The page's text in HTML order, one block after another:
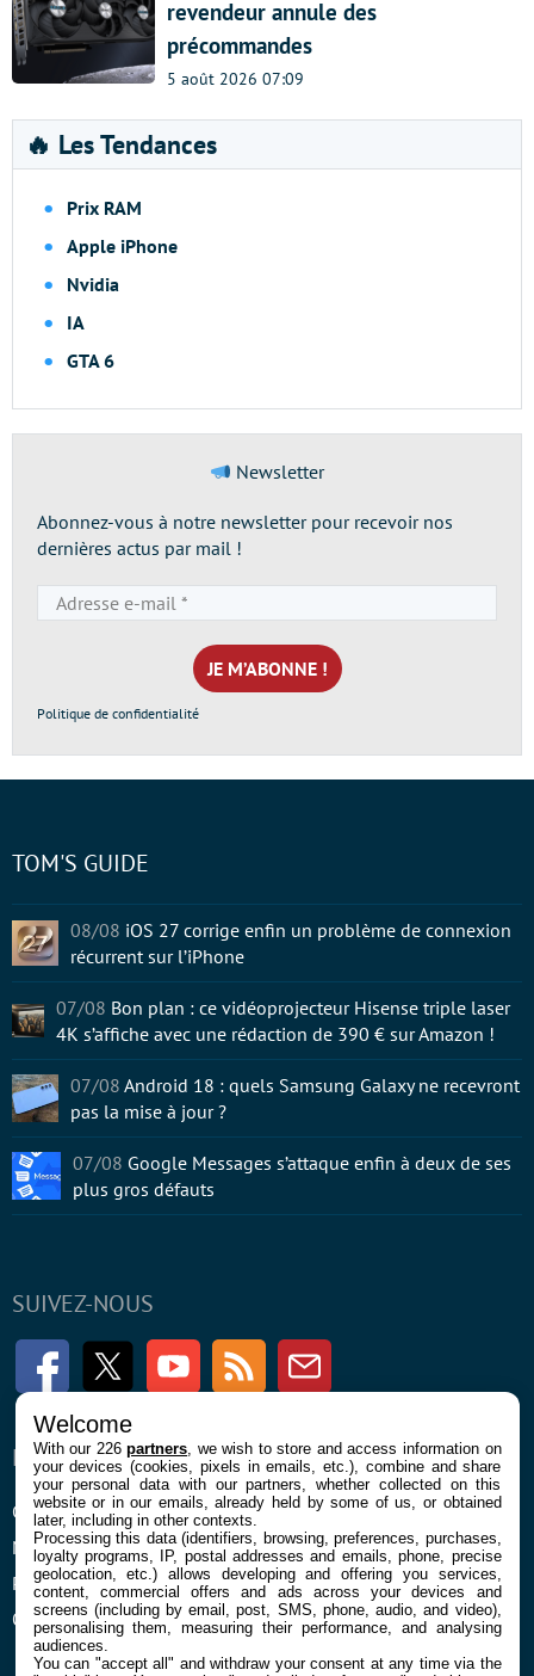
revendeur annule des
précommandes
5 août 2026 07:09
🔥 Les Tendances
Prix RAM
Apple iPhone
Nvidia
IA
GTA 6
Newsletter
Abonnez-vous à notre newsletter pour recevoir nos
dernières actus par mail !
e-
mail
*
Politique de confidentialité
SUIVEZ-NOUS
FacebookTwitter Youtube RSS Newsletter
ENTREPRISE
Confidentialité et Cookies
Mentions légales et CGU
Préférences Cookies
Qui sommes nous
À PROPOS
Contact
TOM'S GUIDE
08/08 iOS 27 corrige enfin un problème de connexion
récurrent sur l’iPhone
07/08 Bon plan : ce vidéoprojecteur Hisense triple laser
4K s’affiche avec une rédaction de 390 € sur Amazon !
07/08 Android 18 : quels Samsung Galaxy ne recevront
pas la mise à jour ?
07/08 Google Messages s’attaque enfin à deux de ses
plus gros défauts
Welcome
With our 226partners , we wish to store and access information on
your devices (cookies, pixels in emails, etc.), combine and share
your personal data with our partners, whether collected on this
website or in our emails, already held by some of us, or obtained
later, including in other contexts.
Processing this data (identifiers, browsing, preferences, purchases,
loyalty programs, IP, postal addresses and emails, phone, precise
geolocation, etc.) allows developing and offering you services,
content, commercial offers and ads across your devices and
screens (including by email, post, SMS, phone, audio, and video),
personalising them, measuring their performance, and analysing
audiences.
You can "accept all" and withdraw your consent at any time via the